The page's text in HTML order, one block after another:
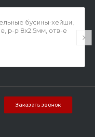
бусины-хейши,
р-р 8х2.5мм, отв-е
Заказать звонок